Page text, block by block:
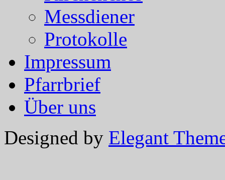
Messdiener
Protokolle
Impressum
Pfarrbrief
Über uns
Designed by Elegant